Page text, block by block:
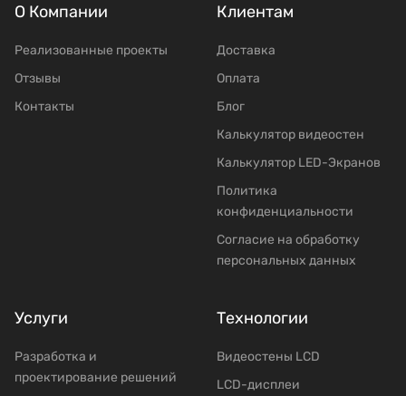
О Компании
Реализованные проекты
Отзывы
Контакты
Клиентам
Доставка
Оплата
Блог
Калькулятор видеостен
Калькулятор LED-Экранов
Политика
конфиденциальности
Согласие на обработку
персональных данных
Услуги
Разработка и
проектирование решений
Технологии
Видеостены LCD
LCD-дисплеи